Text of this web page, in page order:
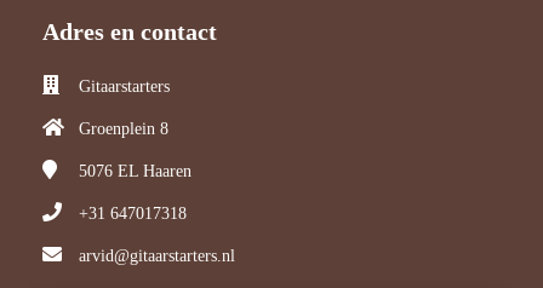
Adres en contact
Gitaarstarters
Groenplein 8
5076 EL Haaren
+31 647017318
arvid@gitaarstarters.nl